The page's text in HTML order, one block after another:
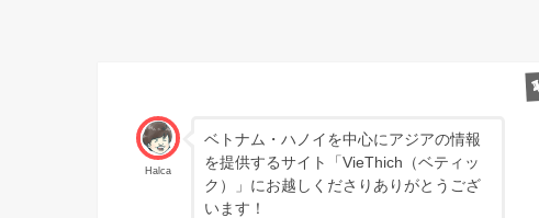
Halca
ベトナム・ハノイを中心にアジアの情報
を提供するサイト「VieThich（ベティッ
ク）」にお越しくださりありがとうござ
います！